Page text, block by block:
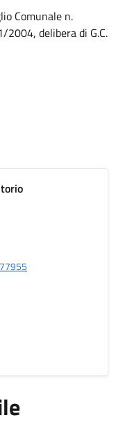
Comunale n.
delibera di G.C.